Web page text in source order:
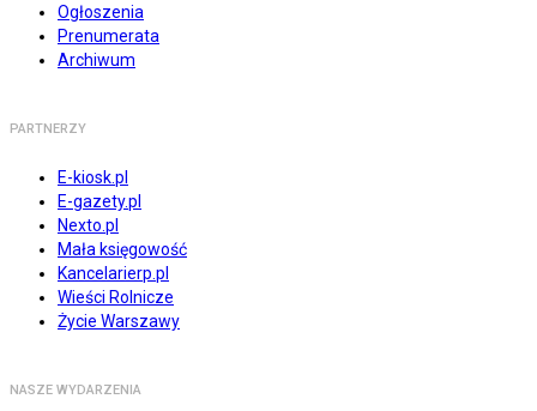
Ogłoszenia
Prenumerata
Archiwum
PARTNERZY
E-kiosk.pl
E-gazety.pl
Nexto.pl
Mała księgowość
Kancelarierp.pl
Wieści Rolnicze
Życie Warszawy
NASZE WYDARZENIA